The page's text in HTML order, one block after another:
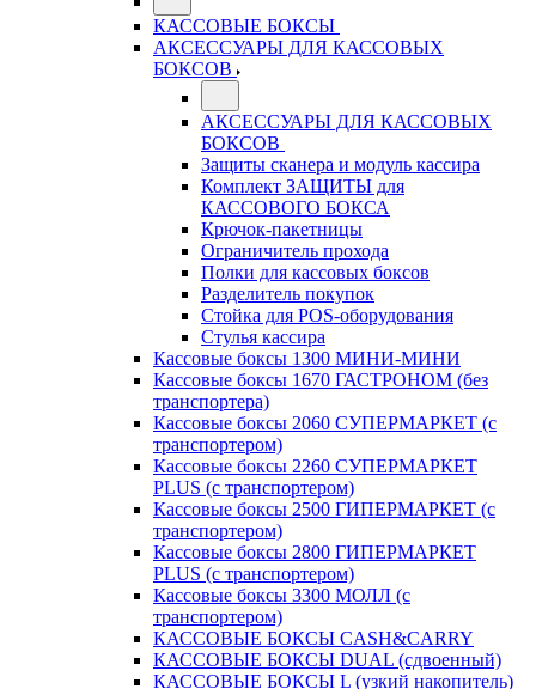
КАССОВЫЕ БОКСЫ
АКСЕССУАРЫ ДЛЯ КАССОВЫХ
БОКСОВ
АКСЕССУАРЫ ДЛЯ КАССОВЫХ
БОКСОВ
Защиты сканера и модуль кассира
Комплект ЗАЩИТЫ для
КАССОВОГО БОКСА
Крючок-пакетницы
Ограничитель прохода
Полки для кассовых боксов
Разделитель покупок
Стойка для POS-оборудования
Стулья кассира
Кассовые боксы 1300 МИНИ-МИНИ
Кассовые боксы 1670 ГАСТРОНОМ (без
транспортера)
Кассовые боксы 2060 СУПЕРМАРКЕТ (с
транспортером)
Кассовые боксы 2260 СУПЕРМАРКЕТ
PLUS (с транспортером)
Кассовые боксы 2500 ГИПЕРМАРКЕТ (с
транспортером)
Кассовые боксы 2800 ГИПЕРМАРКЕТ
PLUS (с транспортером)
Кассовые боксы 3300 МОЛЛ (с
транспортером)
КАССОВЫЕ БОКСЫ CASH&CARRY
КАССОВЫЕ БОКСЫ DUAL (сдвоенный)
КАССОВЫЕ БОКСЫ L (узкий накопитель)